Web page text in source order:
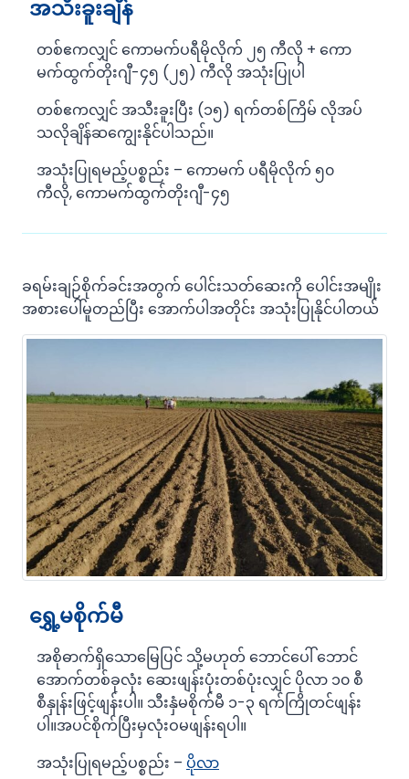
အသီးခူးချိန်
တစ်ဧကလျှင် ကောမက်ပရီမိုလိုက် ၂၅ ကီလို + ကော
မက်ထွက်တိုးဂျီ-၄၅ (၂၅) ကီလို အသုံးပြုပါ
တစ်ဧကလျှင် အသီးခူးပြီး (၁၅) ရက်တစ်ကြိမ် လိုအပ်
သလိုချိန်ဆကျွေးနိုင်ပါသည်။
အသုံးပြုရမည့်ပစ္စည်း – ကောမက် ပရီမိုလိုက် ၅၀
ကီလို, ကောမက်ထွက်တိုးဂျီ-၄၅
ခရမ်းချဉ်စိုက်ခင်းအတွက် ပေါင်းသတ်ဆေးကို ပေါင်းအမျိုး
အစားပေါ်မူတည်ပြီး အောက်ပါအတိုင်း အသုံးပြုနိုင်ပါတယ်
ရွှေ့မစိုက်မီ
အစိုဓာက်ရှိသောမြေပြင် သို့မဟုတ် ဘောင်ပေါ် ဘောင်
အောက်တစ်ခုလုံး ဆေးဖျန်းပုံးတစ်ပုံးလျှင် ပိုလာ ၁၀ စီ
စီနှုန်းဖြင့်ဖျန်းပါ။ သီးနှံမစိုက်မီ ၁-၃ ရက်ကြိုတင်ဖျန်း
ပါ။အပင်စိုက်ပြီးမှလုံးဝမဖျန်းရပါ။
အသုံးပြုရမည့်ပစ္စည်း – ပိုလာ